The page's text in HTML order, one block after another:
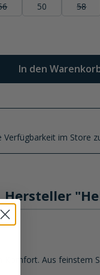
(Diese Option ist zurzeit
50 58
In den
Verfügbarkeit im Store
Hersteller
Aus feinstem